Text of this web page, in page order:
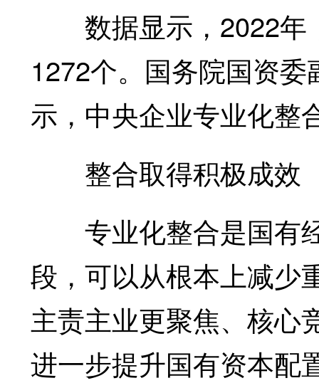
数据显示，2022年
1272个。国务院国资
示，中央企业专业化整
整合取得积极成效
专业化整合是国有
段，可以从根本上减少
主责主业更聚焦、核心
进一步提升国有资本配